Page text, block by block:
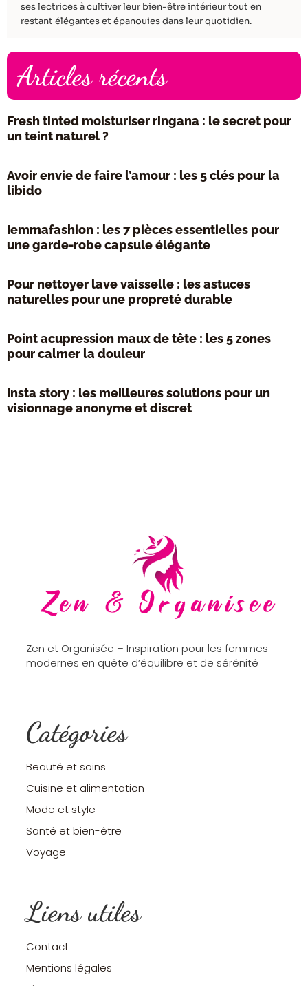
ses lectrices à cultiver leur bien-être intérieur tout en
restant élégantes et épanouies dans leur quotidien.
Articles récents
Fresh tinted moisturiser ringana : le secret pour
un teint naturel ?
Avoir envie de faire l’amour : les 5 clés pour la
libido
Iemmafashion : les 7 pièces essentielles pour
une garde-robe capsule élégante
Pour nettoyer lave vaisselle : les astuces
naturelles pour une propreté durable
Point acupression maux de tête : les 5 zones
pour calmer la douleur
Insta story : les meilleures solutions pour un
visionnage anonyme et discret
Zen et Organisée – Inspiration pour les femmes
modernes en quête d’équilibre et de sérénité
Catégories
Beauté et soins
Cuisine et alimentation
Mode et style
Santé et bien-être
Voyage
Liens utiles
Contact
Mentions légales